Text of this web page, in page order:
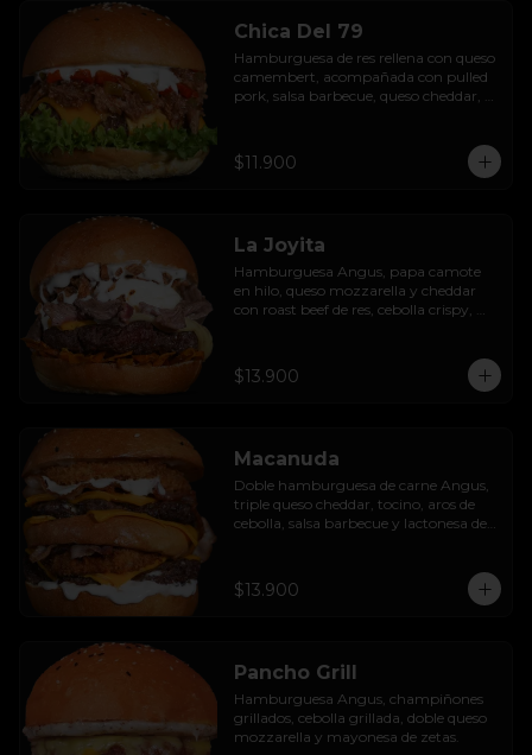
Chica Del 79
Hamburguesa de res rellena con queso
camembert, acompañada con pulled
pork, salsa barbecue, queso cheddar,
$11.900
La Joyita
Hamburguesa Angus, papa camote
en hilo, queso mozzarella y cheddar
con roast beef de res, cebolla crispy,
$13.900
Macanuda
Doble hamburguesa de carne Angus,
triple queso cheddar, tocino, aros de
cebolla, salsa barbecue y lactonesa de
$13.900
Pancho Grill
Hamburguesa Angus, champiñones
grillados, cebolla grillada, doble queso
mozzarella y mayonesa de zetas.